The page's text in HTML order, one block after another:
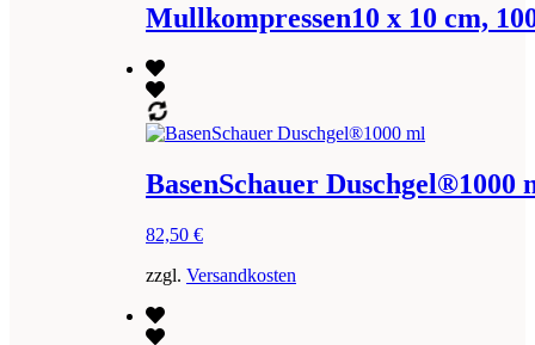
Mullkompressen10 x 10 cm,
BasenSchauer Duschgel®1000
82,50 €
zzgl. Versandkosten